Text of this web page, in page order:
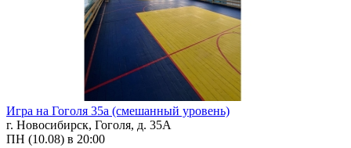
Игра на Гоголя 35а (смешанный уровень)
г. Новосибирск, Гоголя, д. 35А
ПН (10.08) в 20:00